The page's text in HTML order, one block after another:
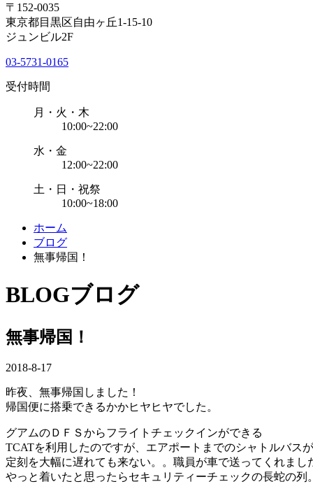
〒152-0035
東京都目黒区自由ヶ丘1-15-10
ジュンビル2F
03-5731-0165
受付時間
月・火・木
10:00~22:00
水・金
12:00~22:00
土・日・祝祭
10:00~18:00
ホーム
ブログ
無事帰国！
BLOGブログ
無事帰国！
2018-8-17
昨夜、無事帰国しました！
帰国便に搭乗できるかかヒヤヒヤでした。
グアムのＤＦＳからフライトチェックインができる
TCATを利用したのですが、エアポートまでのシャトルバスが
定刻を大幅に遅れても来ない。。職員が車で送ってくれまし
やっと着いたと思ったらセキュリティーチェックの長蛇の列